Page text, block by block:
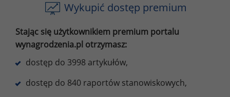
Wykupić dostęp premium
Stając się użytkownikiem premium portalu
wynagrodzenia.pl otrzymasz:
dostęp do 3998 artykułów,
dostęp do 840 raportów stanowiskowych,